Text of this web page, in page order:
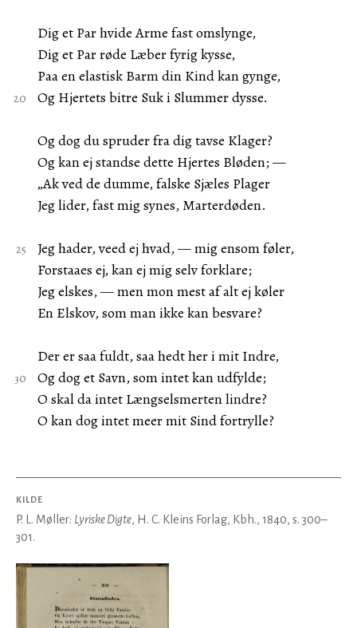
Dig et Par hvide Arme fast omslynge,
Dig et Par røde Læber fyrig kysse,
Paa en elastisk Barm din Kind kan gynge,
Og Hjertets bitre Suk i Slummer dysse.
Og dog du spruder fra dig tavse Klager?
Og kan ej standse dette Hjertes Bløden; —
„Ak ved de dumme, falske Sjæles Plager
Jeg lider, fast mig synes, Marterdøden.
Jeg hader, veed ej hvad, — mig ensom føler,
Forstaaes ej, kan ej mig selv forklare;
Jeg elskes, — men mon mest af alt ej køler
En Elskov, som man ikke kan besvare?
Der er saa fuldt, saa hedt her i mit Indre,
Og dog et Savn, som intet kan udfylde;
O skal da intet Længselsmerten lindre?
O kan dog intet meer mit Sind fortrylle?
KILDE
P. L. Møller: Lyriske Digte, H. C. Kleins Forlag, Kbh., 1840, s. 300–
301.